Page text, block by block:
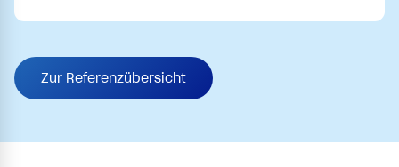
Zur Referenzübersicht